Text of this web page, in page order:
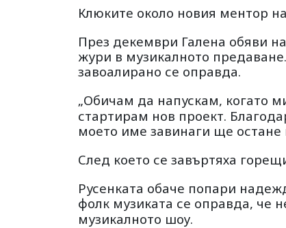
Клюките около новия ментор
През декември Галена обяви
жури в музикалното
завоалирано се оправда.
„Обичам да напускам, когато
стартирам нов проект.
моето име завинаги ще остане
След което се завъртяха
Русенката обаче попари
фолк музиката се оправда, че
музикалното шоу.